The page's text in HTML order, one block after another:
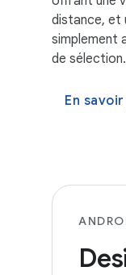
distance, et
simplement
de sélection.
En